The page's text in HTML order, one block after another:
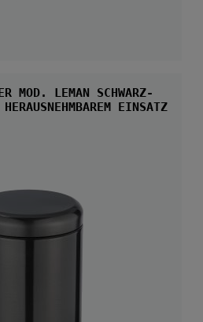
MOD. LEMAN SCHWARZ-
3 L MIT HERAUSNEHMBAREM EINSATZ